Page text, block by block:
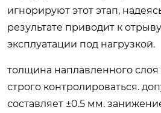
игнорируют этот этап,
результате приводит к
эксплуатации под нагрузкой.
толщина наплавленного
строго контролироваться.
составляет ±0.5 мм.